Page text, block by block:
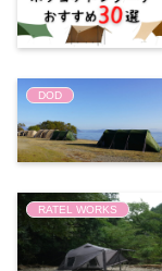
DOD
RATEL WORKS